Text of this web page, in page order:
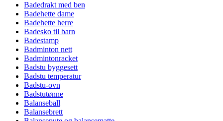
Badedrakt med ben
Badehette dame
Badehette herre
Badesko til barn
Badestamp
Badminton nett
Badmintonracket
Badstu byggesett
Badstu temperatur
Badstu-ovn
Badstutønne
Balanseball
Balansebrett